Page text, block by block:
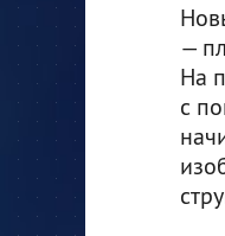
—
На
с